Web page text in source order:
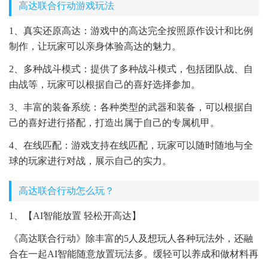
高达联合行动游戏玩法
1、真实还原高达：游戏中的高达完全按照原作设计和比例
制作，让玩家可以亲身体验高达的魅力。
2、多种战斗模式：提供了多种战斗模式，包括团队战、自
由战等，玩家可以根据自己的喜好选择参加。
3、丰富的装备系统：各种类型的武器和装备，可以根据自
己的喜好进行搭配，打造出属于自己的专属机甲。
4、在线匹配：游戏支持在线匹配，玩家可以随时随地与全
球的玩家进行对战，展示自己的实力。
高达联合行动怎么玩？
1、【AI智能放置 轻松开高达】
《高达联合行动》除丰富的5人及想玩人各种玩法外，还融
合在一起AI智能随意放置玩法多。缓轻可以养成和做材料再